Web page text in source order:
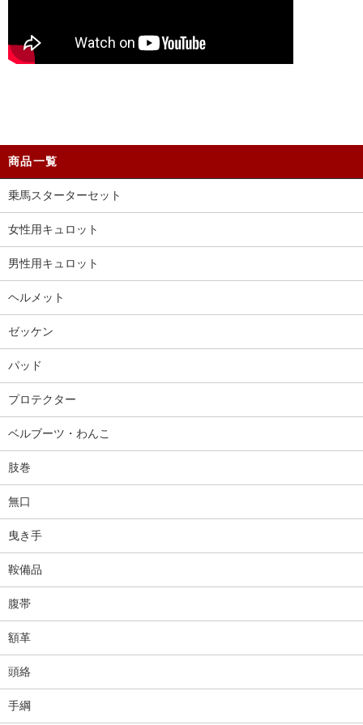
商品一覧
乗馬スターターセット
女性用キュロット
男性用キュロット
ヘルメット
ゼッケン
パッド
プロテクター
ベルブーツ・わんこ
肢巻
無口
曳き手
鞍備品
腹帯
額革
頭絡
手綱